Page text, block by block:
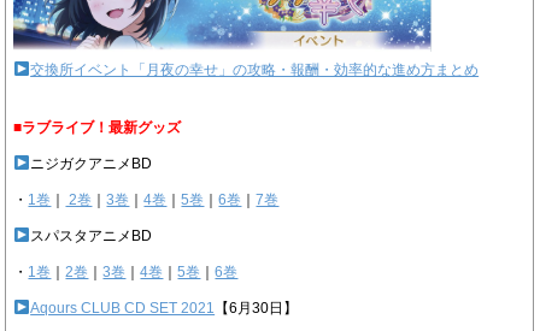
交換所イベント「月夜の幸せ」の攻略・報酬・効率的な進め方まとめ
■ラブライブ！最新グッズ
ニジガクアニメBD
・ 1巻 2巻 ｜3巻 ｜4巻 ｜5巻 ｜6巻 ｜7巻
スパスタアニメBD
・ 1巻 ｜2巻 ｜3巻 ｜4巻 ｜5巻 ｜6巻
Aqours CLUB CD SET 2021 【6月30日】